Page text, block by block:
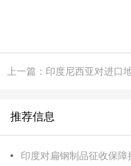
推荐信息
印度对扁钢制品征收保障